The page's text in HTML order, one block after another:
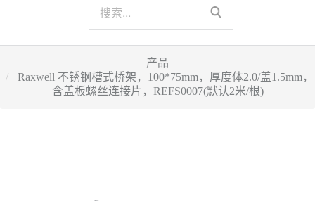
产品
Raxwell 不锈钢槽式桥架，100*75mm，厚度体2.0/盖1.5mm，
含盖板螺丝连接片，REFS0007(默认2米/根)